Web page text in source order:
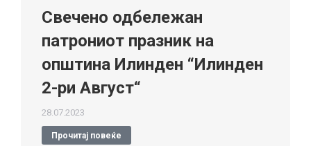
Свечено одбележан
патрониот празник на
општина Илинден “Илинден
2-ри Август“
28.07.2023
Прочитај повеќе